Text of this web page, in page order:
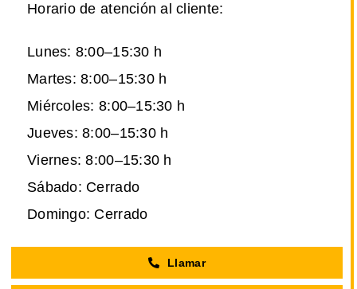
Horario de atención al cliente:
Lunes: 8:00–15:30 h
Martes: 8:00–15:30 h
Miércoles: 8:00–15:30 h
Jueves: 8:00–15:30 h
Viernes: 8:00–15:30 h
Sábado: Cerrado
Domingo: Cerrado
Llamar